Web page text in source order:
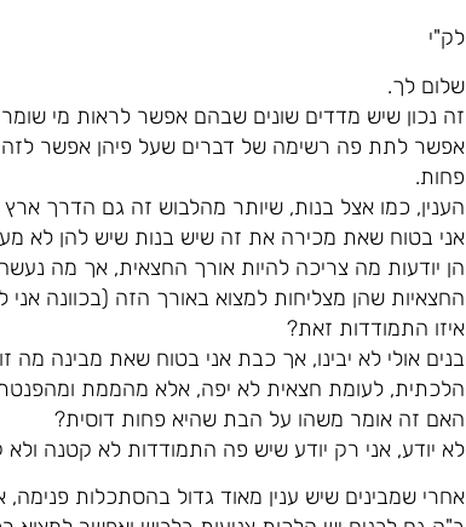
לק"י
שלום לך.
זה נכון שיש מדדים שונים שבהם אפשר לראות מי
אפשר לתת פה רשימה של דברים שעל פיהן אפשר
פחות.
הענין, כמו אצל בנות, שיותר מהלבוש זה גם הדרך
אני בטוח שאת מכירה את זה שיש בנות שיש להן לא
הן יודעות מה צריכה להיות אורך החצאית, אך מה
החצאיות שהן מצליחות למצוא באורך הזה (בכוונה אני
איזו התמודדות זאת?
בנים אולי לא יבינו, אך כבת אני בטוח שאת מבינה מה
הלכתית, לעומת חצאית לא יפה, אלא מהממת
האם זה אומר משהו על הבת שהיא פחות דוסית?
לא יודע, אני רק יודע שיש פה התמודדות לא קטנה ולא
אחרי שמבינים שיש ענין מאוד גדול בהסתכלות